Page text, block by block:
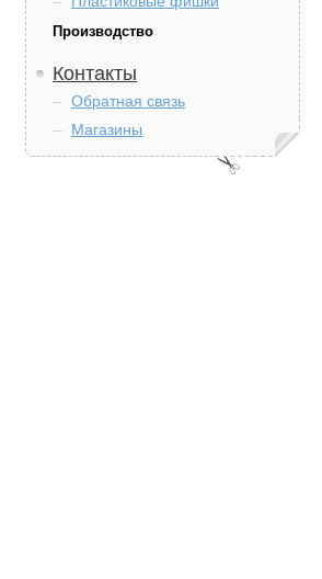
Производство
Контакты
Обратная связь
Магазины